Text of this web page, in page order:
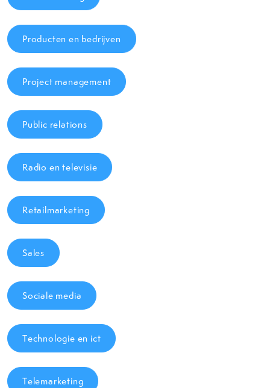
Producten en bedrijven
Project management
Public relations
Radio en televisie
Retailmarketing
Sales
Sociale media
Technologie en ict
Telemarketing